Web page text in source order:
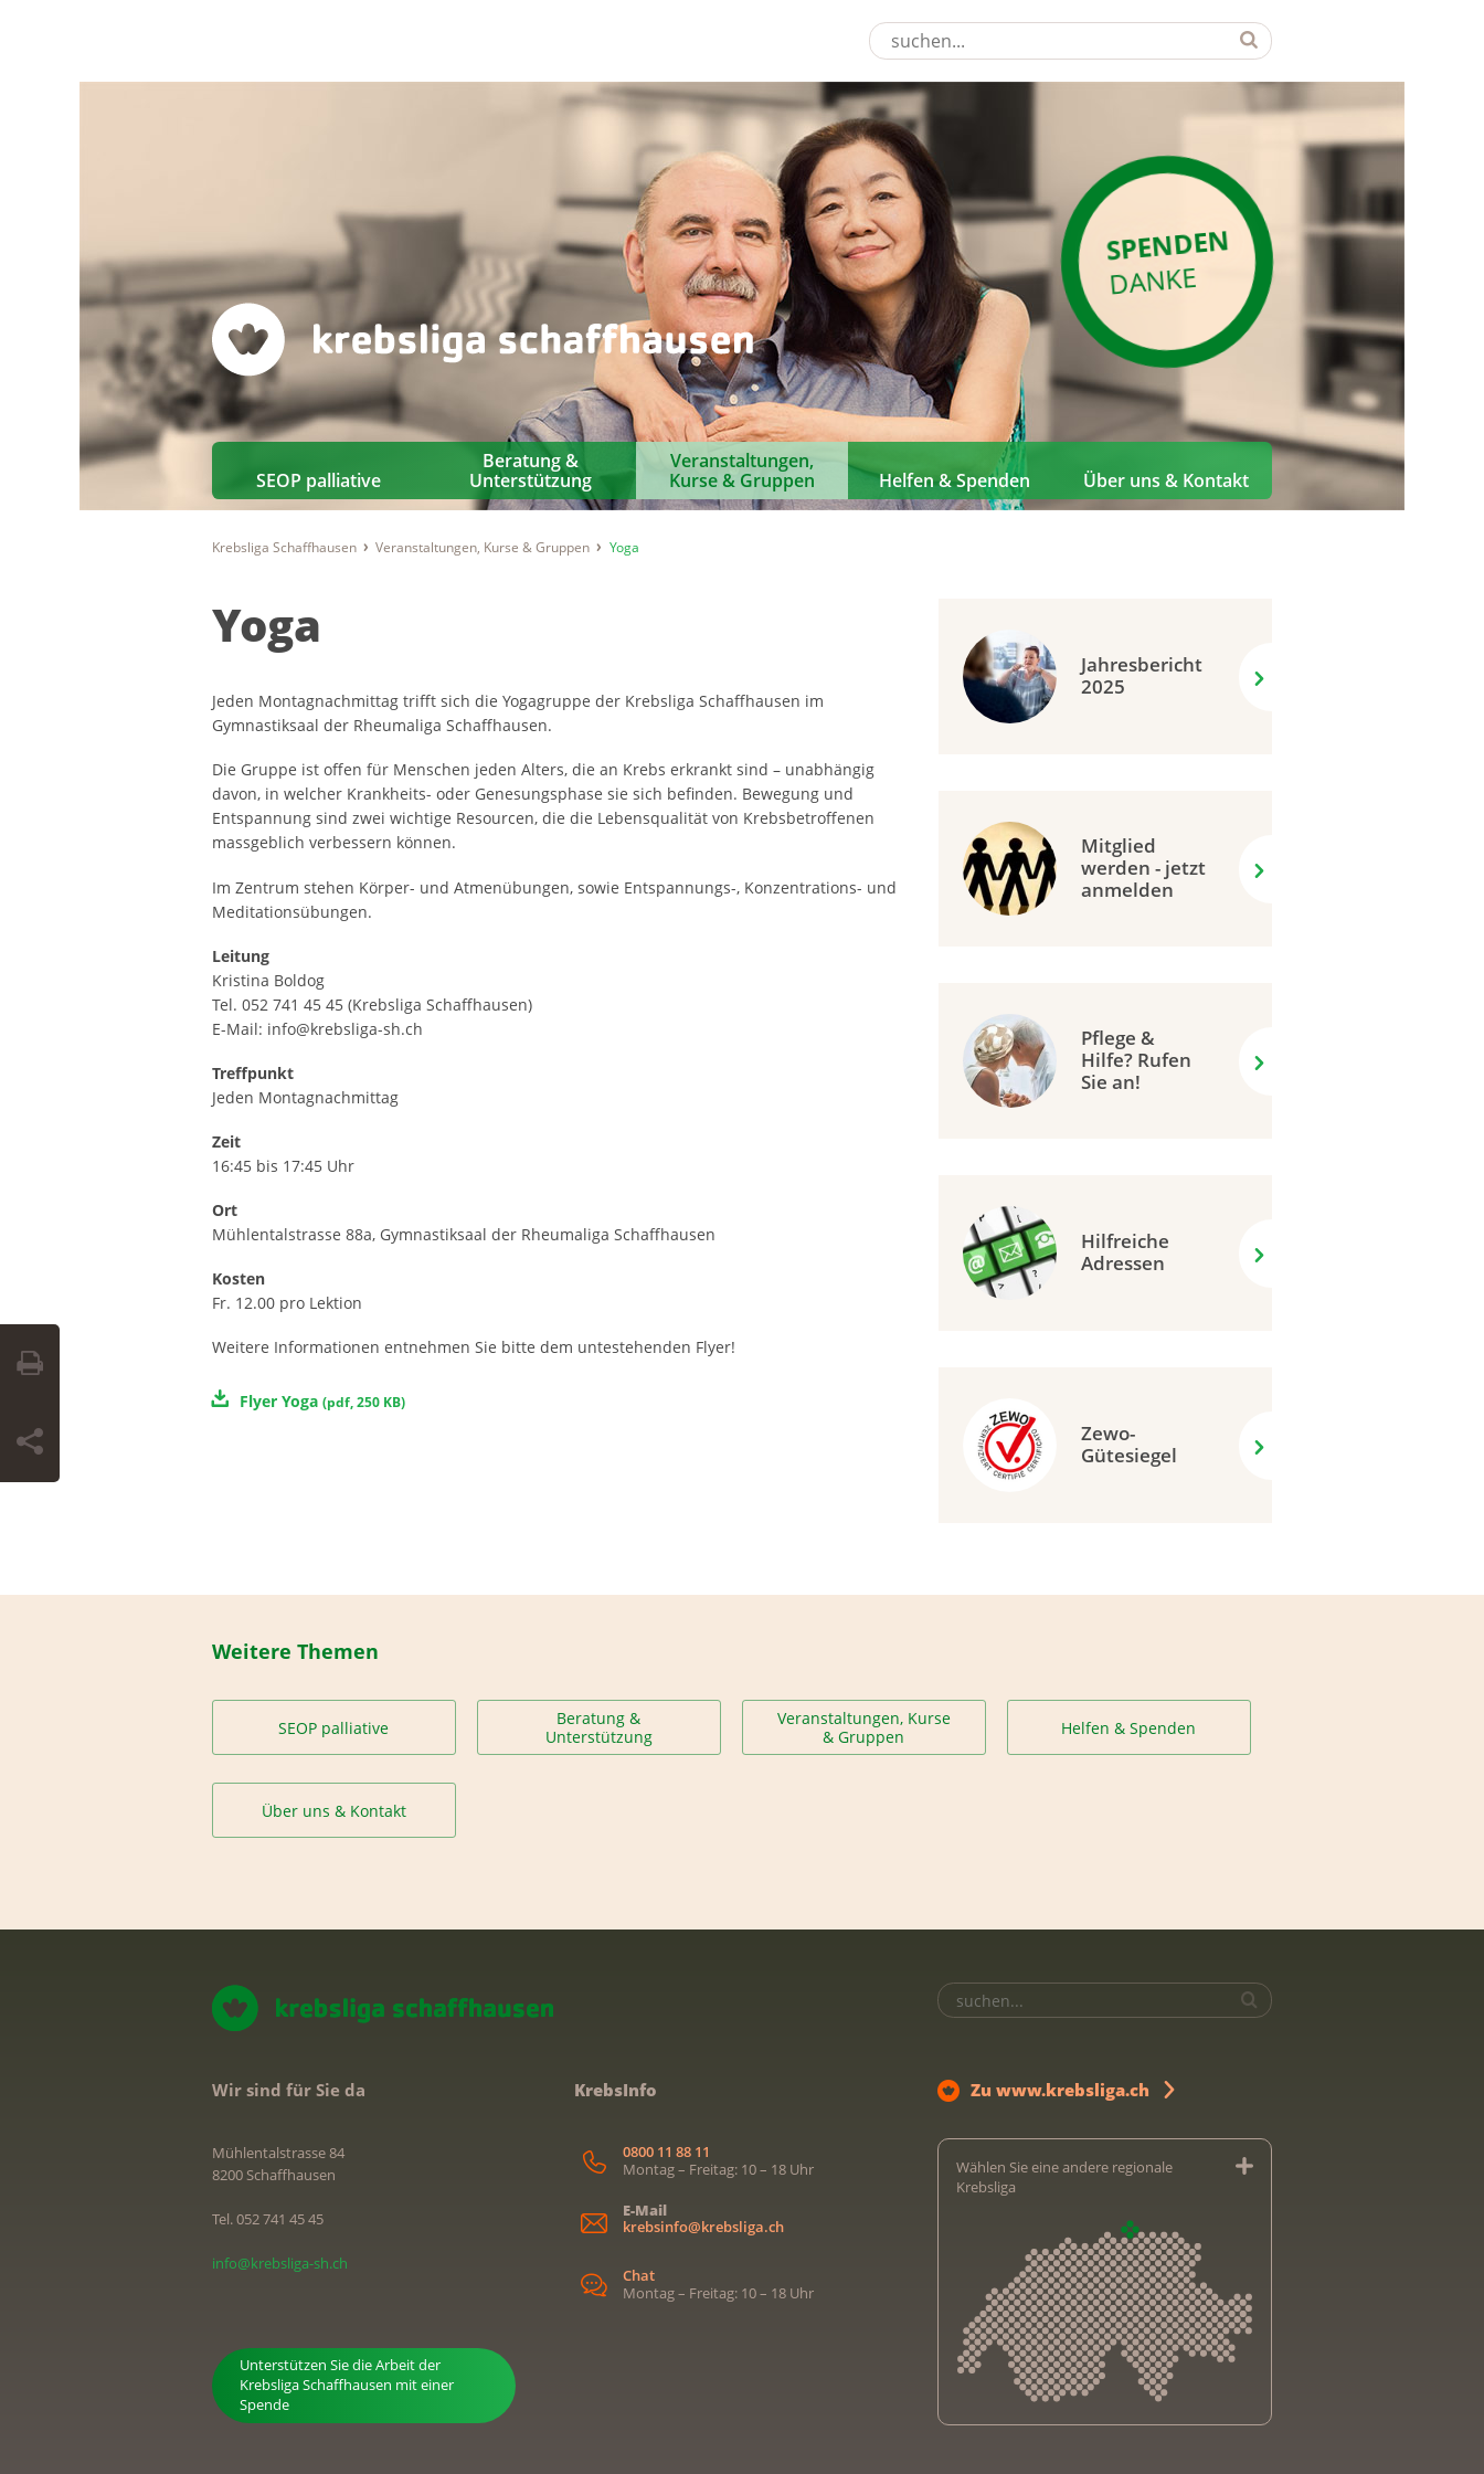
SPENDEN
DANKE
SEOP palliative
Beratung &
Unterstützung
Veranstaltungen,
Kurse & Gruppen
Helfen & Spenden Über uns & Kontakt
Krebsliga Schaffhausen Veranstaltungen, Kurse & Gruppen Yoga
Yoga
Jeden Montagnachmittag trifft sich die Yogagruppe der Krebsliga Schaffhausen im
Gymnastiksaal der Rheumaliga Schaffhausen.
Die Gruppe ist offen für Menschen jeden Alters, die an Krebs erkrankt sind – unabhängig
davon, in welcher Krankheits- oder Genesungsphase sie sich befinden. Bewegung und
Entspannung sind zwei wichtige Resourcen, die die Lebensqualität von Krebsbetroffenen
massgeblich verbessern können.
Im Zentrum stehen Körper- und Atmenübungen, sowie Entspannungs-, Konzentrations- und
Meditationsübungen.
Leitung
Kristina Boldog
Tel. 052 741 45 45 (Krebsliga Schaffhausen)
E-Mail: info@krebsliga-sh.ch
Treffpunkt
Jeden Montagnachmittag
Zeit
16:45 bis 17:45 Uhr
Ort
Mühlentalstrasse 88a, Gymnastiksaal der Rheumaliga Schaffhausen
Kosten
Fr. 12.00 pro Lektion
Weitere Informationen entnehmen Sie bitte dem untestehenden Flyer!
Flyer Yoga (pdf,250 KB)
Jahresbericht
2025
Mitglied
werden - jetzt
anmelden
Pflege &
Hilfe? Rufen
Sie an!
Hilfreiche
Adressen
Zewo-
Gütesiegel
Weitere Themen
SEOP palliative
Beratung &
Unterstützung
Veranstaltungen, Kurse
& Gruppen
Helfen & Spenden
Über uns & Kontakt
Wir sind für Sie da
Mühlentalstrasse 84
8200 Schaffhausen
Tel. 052 741 45 45
info@krebsliga-sh.ch
Unterstützen Sie die Arbeit der
Krebsliga Schaffhausen mit einer
Spende
KrebsInfo
0800 11 88 11
Montag – Freitag: 10 – 18 Uhr
E-Mail
krebsinfo@krebsliga.ch
Chat
Montag – Freitag: 10 – 18 Uhr
Zu www.krebsliga.ch
Wählen Sie eine andere regionale
Krebsliga